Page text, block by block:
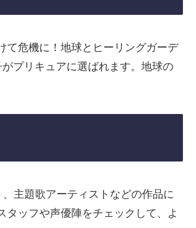
て危機に！地球とヒーリングガーデ
プリキュアに選ばれます。地球の
主題歌アーティストなどの作品に
タッフや声優陣をチェックして、よ